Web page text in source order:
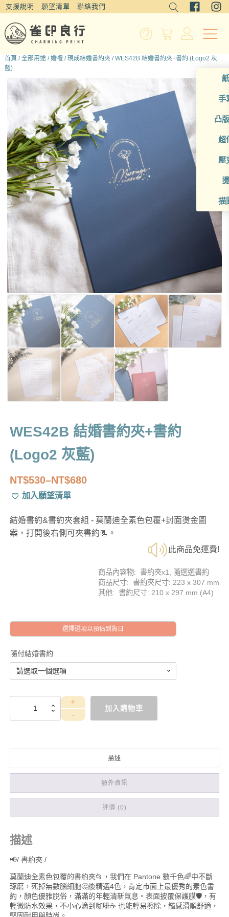
支援說明 願望清單 聯絡我們
手
凸
超
壓
描
首頁 /全部用途/婚禮/現成結婚書約夾/ WES42B 結婚書約夾+書約 (Logo2 灰
藍)
WES42B 結婚書約夾+書約
(Logo2 灰藍)
NT$530–NT$680
價
格
範
圍：
加入願望清單
結婚書約&書約夾套組 - 莫蘭迪全素色包覆+封面燙金圖
案，打開後右側可夾書約📃。
此商品免運費!
商品內容物: 書約夾x1, 隨選選書約
商品尺寸: 書約夾尺寸: 223 x 307 mm
其他: 書約尺寸: 210 x 297 mm (A4)
選擇選項以預估到貨日
隨付結婚書約
WES42B
約
灰
加入購物車
描述
額外資訊
評價 (0)
描述
📢/ 書約夾 /
莫蘭迪全素色包覆的書約夾📂，我們在 Pantone 數千色🌈中不斷
琢磨，死掉無數腦細胞🤔後精選4色，肯定市面上最優秀的素色書
約，顏色優雅脫俗，滿滿的年輕清新氣息。表面披覆保護膜🛡️，有
輕微防水效果，不小心滴到咖啡☕ 也能輕易擦除，觸感滑順舒適，